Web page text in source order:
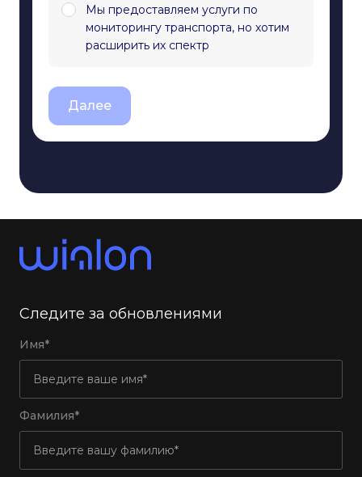
Мы предоставляем услуги по
мониторингу транспорта, но хотим
расширить их спектр
Далее
Следите за обновлениями
Имя*
Фамилия*